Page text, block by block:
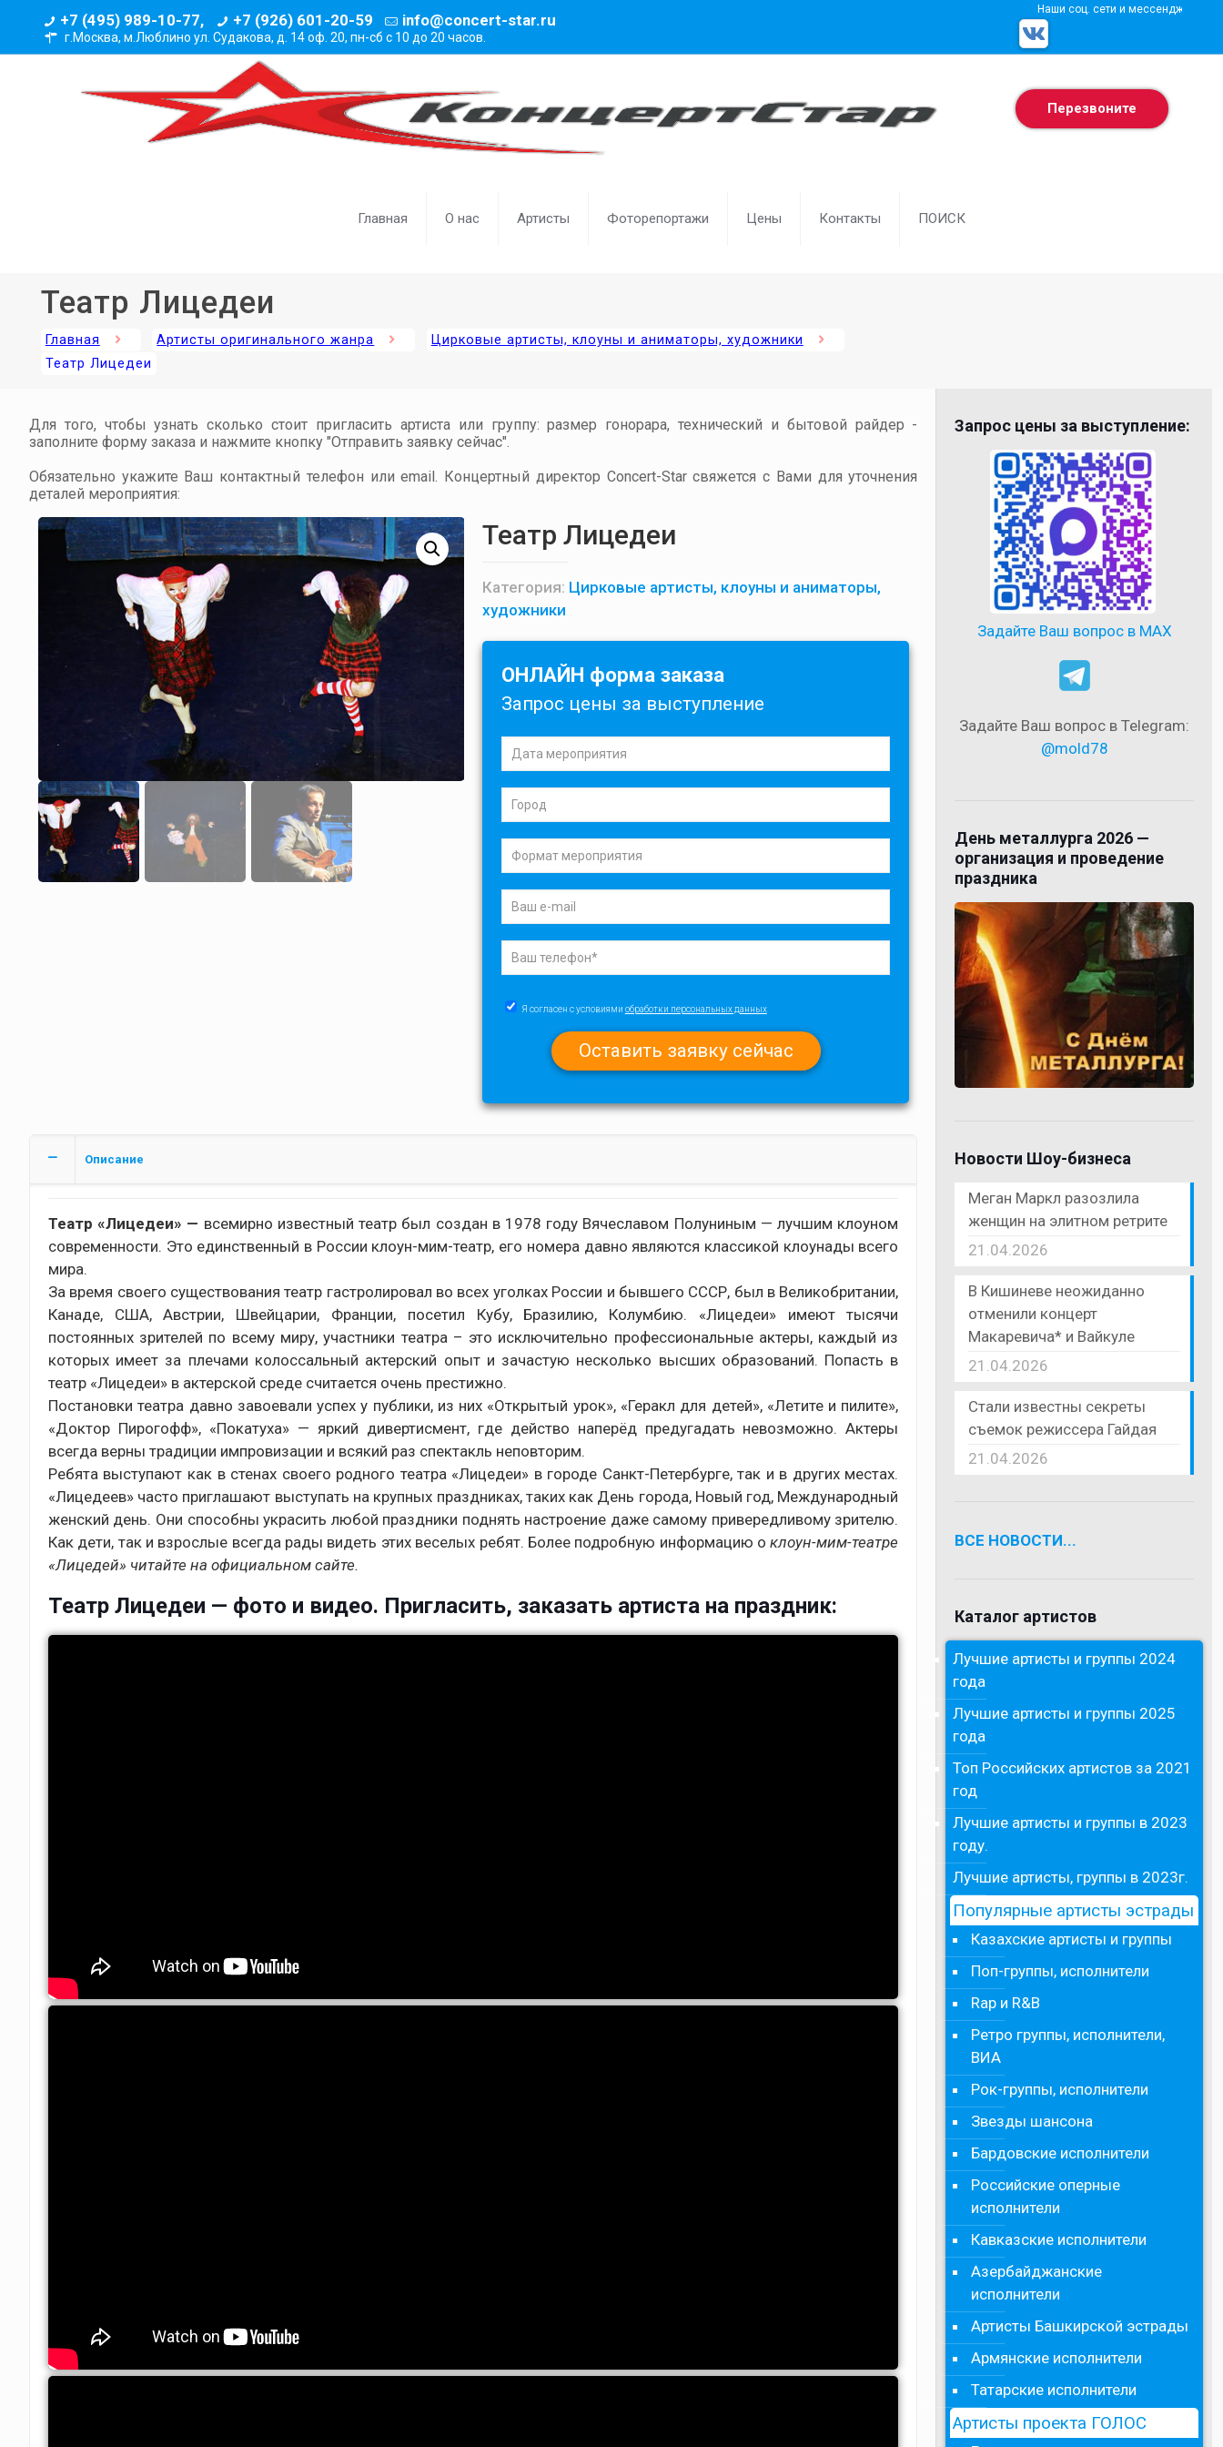
+7 (495) 989-10-77, +7 (926) 601-20-59 info@concert-star.ru
г.Москва, м.Люблино ул. Судакова, д. 14 оф. 20, пн-сб с 10 до 20 часов.
Наши соц. сети и мессенджеры
Главная О нас Артисты Фоторепортажи Цены Контакты ПОИСК
Перезвоните
Театр Лицедеи
Главная Артисты оригинального жанра
Цирковые артисты, клоуны и аниматоры, художники
Театр Лицедеи
Для того, чтобы узнать сколько стоит пригласить артиста или группу: размер гонорара, технический и бытовой райдер -
заполните форму заказа и нажмите кнопку "Отправить заявку сейчас".
Обязательно укажите Ваш контактный телефон или email. Концертный директор Concert-Star свяжется с Вами для уточнения
деталей мероприятия:
Театр Лицедеи
Категория: Цирковые артисты, клоуны и аниматоры,
художники
ОНЛАЙН форма заказа
Запрос цены за выступление
Я согласен с условиями обработки персональных данных
Описание
Театр «Лицедеи» — всемирно известный театр был создан в 1978 году Вячеславом Полуниным — лучшим клоуном
современности. Это единственный в России клоун-мим-театр, его номера давно являются классикой клоунады всего
мира.
За время своего существования театр гастролировал во всех уголках России и бывшего СССР, был в Великобритании,
Канаде, США, Австрии, Швейцарии, Франции, посетил Кубу, Бразилию, Колумбию. «Лицедеи» имеют тысячи
постоянных зрителей по всему миру, участники театра – это исключительно профессиональные актеры, каждый из
которых имеет за плечами колоссальный актерский опыт и зачастую несколько высших образований. Попасть в
театр «Лицедеи» в актерской среде считается очень престижно.
Постановки театра давно завоевали успех у публики, из них «Открытый урок», «Геракл для детей», «Летите и пилите»,
«Доктор Пирогофф», «Покатуха» — яркий дивертисмент, где действо наперёд предугадать невозможно. Актеры
всегда верны традиции импровизации и всякий раз спектакль неповторим.
Ребята выступают как в стенах своего родного театра «Лицедеи» в городе Санкт-Петербурге, так и в других местах.
«Лицедеев» часто приглашают выступать на крупных праздниках, таких как День города, Новый год, Международный
женский день. Они способны украсить любой праздники поднять настроение даже самому привередливому зрителю.
Как дети, так и взрослые всегда рады видеть этих веселых ребят. Более подробную информацию оклоун-мим-театре
«Лицедей» читайте на официальном сайте.
Театр Лицедеи — фото и видео. Пригласить, заказать артиста на праздник:
Запрос цены за выступление:
Задайте Ваш вопрос в MAX
Задайте Ваш вопрос в Telegram:
@mold78
День металлурга 2026 —
организация и проведение
праздника
Новости Шоу-бизнеса
Меган Маркл разозлила
женщин на элитном ретрите
21.04.2026
В Кишиневе неожиданно
отменили концерт
Макаревича* и Вайкуле
21.04.2026
Стали известны секреты
съемок режиссера Гайдая
21.04.2026
ВСЕ НОВОСТИ...
Каталог артистов
Лучшие артисты и группы 2024
года
Лучшие артисты и группы 2025
года
Топ Российских артистов за 2021
год
Лучшие артисты и группы в 2023
году.
Лучшие артисты, группы в 2023г.
Популярные артисты эстрады
Казахские артисты и группы
Поп-группы, исполнители
Rap и R&B
Ретро группы, исполнители,
ВИА
Рок-группы, исполнители
Звезды шансона
Бардовские исполнители
Российские оперные
исполнители
Кавказские исполнители
Азербайджанские
исполнители
Артисты Башкирской эстрады
Армянские исполнители
Татарские исполнители
Артисты проекта ГОЛОС